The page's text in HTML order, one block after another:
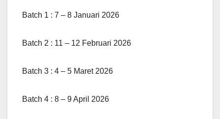
Batch 1 : 7 – 8 Januari 2026
Batch 2 : 11 – 12 Februari 2026
Batch 3 : 4 – 5 Maret 2026
Batch 4 : 8 – 9 April 2026